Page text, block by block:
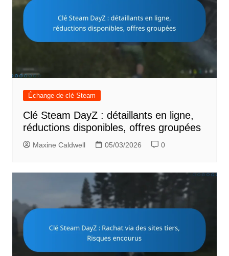
Échange de clé Steam
Clé Steam DayZ : détaillants en ligne,
réductions disponibles, offres groupées
Maxine Caldwell 05/03/2026 0